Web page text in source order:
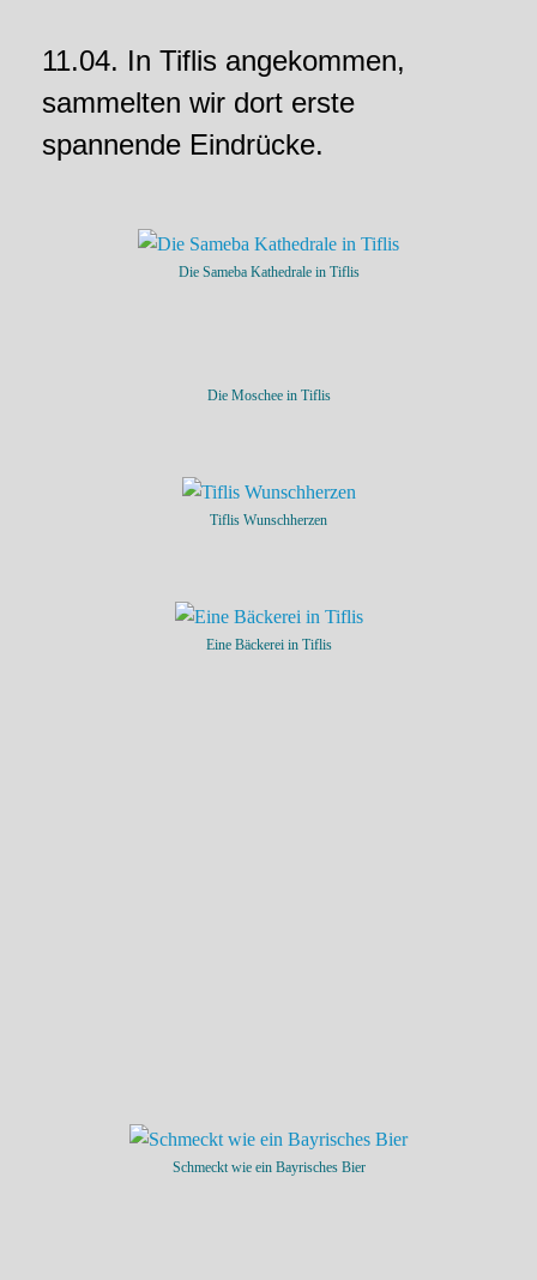
11.04. In Tiflis angekommen,
sammelten wir dort erste
spannende Eindrücke.
Die Sameba Kathedrale in Tiflis
Die Moschee in Tiflis
Tiflis Wunschherzen
Eine Bäckerei in Tiflis
Schmeckt wie ein Bayrisches Bier